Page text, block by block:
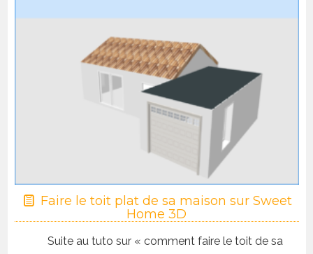
Faire le toit plat de sa maison sur Sweet
Home 3D
Suite au tuto sur « comment faire le toit de sa